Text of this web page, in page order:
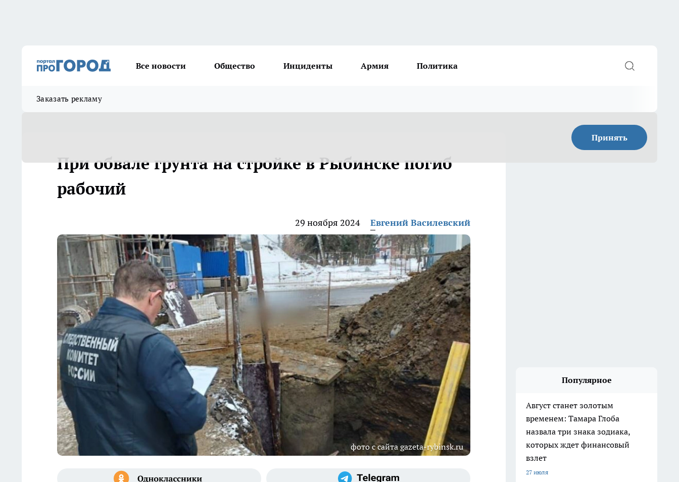
Все новости Общество Инциденты Армия Политика
Заказать рекламу
Принять
При обвале грунта на стройке в Рыбинске погиб
рабочий
29 ноября 2024 Евгений Василевский
фото с сайта gazeta-rybinsk.ru
Популярное
Август станет золотым
временем: Тамара Глоба
назвала три знака зодиака,
которых ждет финансовый
взлет
27 июля